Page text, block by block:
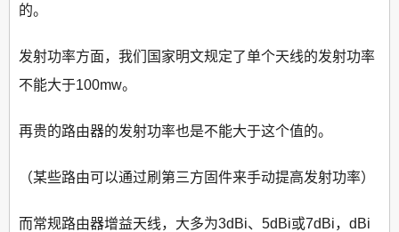
的。
发射功率方面，我们国家明文规定了单个天线的发射功率
不能大于100mw。
再贵的路由器的发射功率也是不能大于这个值的。
（某些路由可以通过刷第三方固件来手动提高发射功率）
而常规路由器增益天线，大多为3dBi、5dBi或7dBi，dBi